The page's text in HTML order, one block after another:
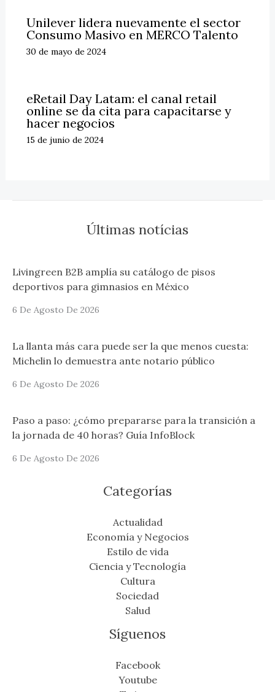
Unilever lidera nuevamente el sector
Consumo Masivo en MERCO Talento
30 de mayo de 2024
eRetail Day Latam: el canal retail
online se da cita para capacitarse y
hacer negocios
15 de junio de 2024
Últimas notícias
Livingreen B2B amplía su catálogo de pisos
deportivos para gimnasios en México
6 De Agosto De 2026
La llanta más cara puede ser la que menos cuesta:
Michelin lo demuestra ante notario público
6 De Agosto De 2026
Paso a paso: ¿cómo prepararse para la transición a
la jornada de 40 horas? Guía InfoBlock
6 De Agosto De 2026
Categorías
Actualidad
Economía y Negocios
Estilo de vida
Ciencia y Tecnología
Cultura
Sociedad
Salud
Síguenos
Facebook
Youtube